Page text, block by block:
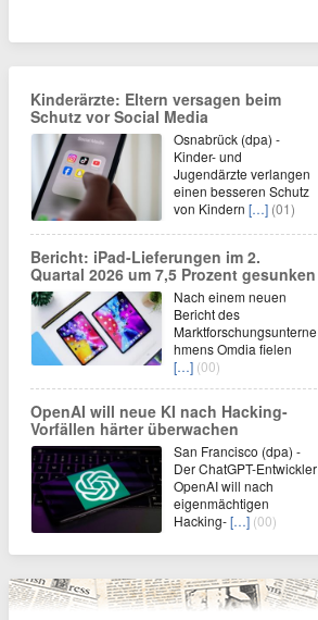
Kinderärzte: Eltern versagen beim
Schutz vor Social Media
Osnabrück (dpa) -
Kinder- und
Jugendärzte verlangen
einen besseren Schutz
von Kindern […] (01)
Bericht: iPad-Lieferungen im 2.
Quartal 2026 um 7,5 Prozent gesunken
Nach einem neuen
Bericht des
Marktforschungsunterne
hmens Omdia fielen
[…] (00)
OpenAI will neue KI nach Hacking-
Vorfällen härter überwachen
San Francisco (dpa) -
Der ChatGPT-Entwickler
OpenAI will nach
eigenmächtigen
Hacking-[…] (00)